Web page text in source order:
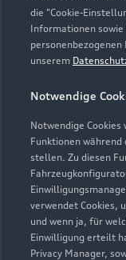
die "Cookie-
Informationen
unserem
Notwendige
Notwendige
Funktionen
stellen. Zu diesen
verwendet Cookies,
und wenn ja, für
Einwilligung erteilt
Privacy Manager,
Servicetermin
Auto-
KG
Servicepartner